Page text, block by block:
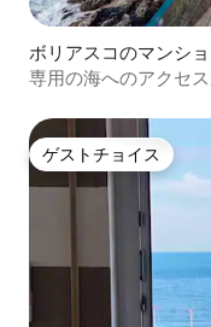
ボリアスコのマンシ
専用の海へのアクセ
ゲストチョイス
ゲストチョイス